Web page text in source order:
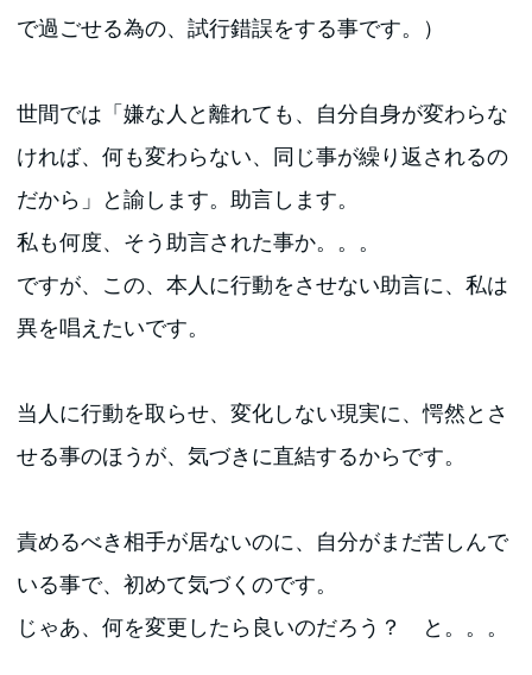
で過ごせる為の、試行錯誤をする事です。）
世間では「嫌な人と離れても、自分自身が変わらな
ければ、何も変わらない、同じ事が繰り返されるの
だから」と諭します。助言します。
私も何度、そう助言された事か。。。
ですが、この、本人に行動をさせない助言に、私は
異を唱えたいです。
当人に行動を取らせ、変化しない現実に、愕然とさ
せる事のほうが、気づきに直結するからです。
責めるべき相手が居ないのに、自分がまだ苦しんで
いる事で、初めて気づくのです。
じゃあ、何を変更したら良いのだろう？ と。。。